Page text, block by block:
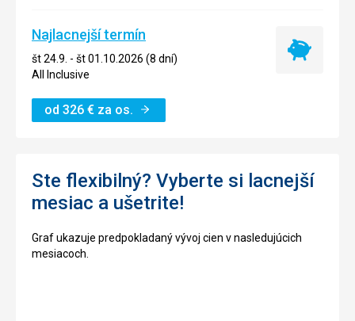
Najlacnejší termín
št 24.9. - št 01.10.2026 (8 dní)
All Inclusive
od 326 € za os.
Najlacnejší
Ste flexibilný? Vyberte si lacnejší
mesiac a ušetrite!
Graf ukazuje predpokladaný vývoj cien v nasledujúcich
mesiacoch.